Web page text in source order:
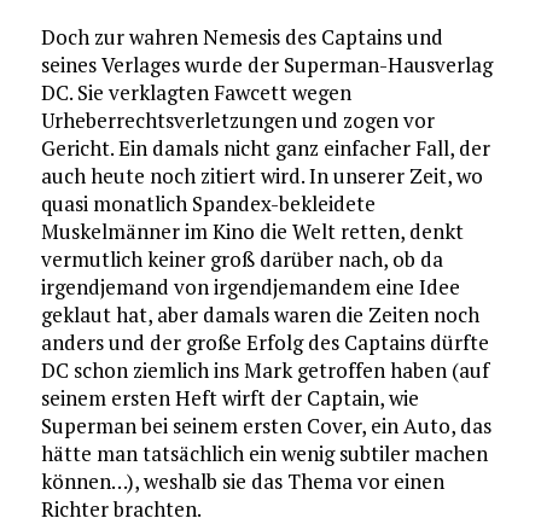
Doch zur wahren Nemesis des Captains und
seines Verlages wurde der Superman-Hausverlag
DC. Sie verklagten Fawcett wegen
Urheberrechtsverletzungen und zogen vor
Gericht. Ein damals nicht ganz einfacher Fall, der
auch heute noch zitiert wird. In unserer Zeit, wo
quasi monatlich Spandex-bekleidete
Muskelmänner im Kino die Welt retten, denkt
vermutlich keiner groß darüber nach, ob da
irgendjemand von irgendjemandem eine Idee
geklaut hat, aber damals waren die Zeiten noch
anders und der große Erfolg des Captains dürfte
DC schon ziemlich ins Mark getroffen haben (auf
seinem ersten Heft wirft der Captain, wie
Superman bei seinem ersten Cover, ein Auto, das
hätte man tatsächlich ein wenig subtiler machen
können…), weshalb sie das Thema vor einen
Richter brachten.